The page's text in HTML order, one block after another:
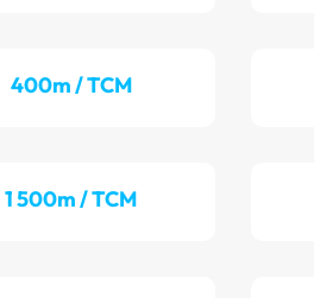
400m / TCM
1 500m / TCM